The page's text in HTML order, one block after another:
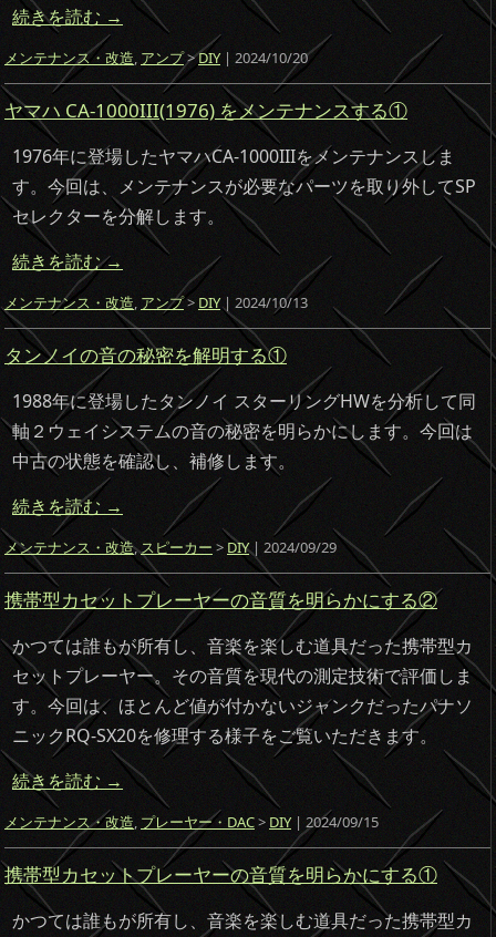
続きを読む →
メンテナンス・改造, アンプ>DIY| 2024/10/20
ヤマハ CA-1000III(1976) をメンテナンスする①
1976年に登場したヤマハCA-1000IIIをメンテナンスしま
す。今回は、メンテナンスが必要なパーツを取り外してSP
セレクターを分解します。
続きを読む→
メンテナンス・改造, アンプ> DIY| 2024/10/13
タンノイの音の秘密を解明する①
1988年に登場したタンノイ スターリングHWを分析して同
軸２ウェイシステムの音の秘密を明らかにします。今回は
中古の状態を確認し、補修します。
続きを読む →
メンテナンス・改造,スピーカー > DIY| 2024/09/29
携帯型カセットプレーヤーの音質を明らかにする②
かつては誰もが所有し、音楽を楽しむ道具だった携帯型カ
セットプレーヤー。その音質を現代の測定技術で評価しま
す。今回は、ほとんど値が付かないジャンクだったパナソ
ニックRQ-SX20を修理する様子をご覧いただきます。
続きを読む →
メンテナンス・改造, プレーヤー・DAC> DIY| 2024/09/15
携帯型カセットプレーヤーの音質を明らかにする①
かつては誰もが所有し、音楽を楽しむ道具だった携帯型カ